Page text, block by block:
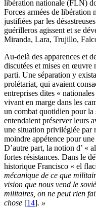
libération nationale (FLN)
Forces armées de
justifiées par les
guérilleros agissent et se
Miranda, Lara, Trujillo,
Au-delà des apparences et
discutées et mises en œuvre
parti. Une séparation y
prolétariat, qui avaient
entreprises dites «
vivant en marge dans les
un combat quotidien pour la
entendaient préserver leurs
une situation privilégiée par
moindre appétence pour
D’autre part, la notion d’ «
fortes résistances. Dans le
historique Francisco « el
mécanique de ce que
vision que nous vend le
militaires, on ne peut rien
chose [14]. »